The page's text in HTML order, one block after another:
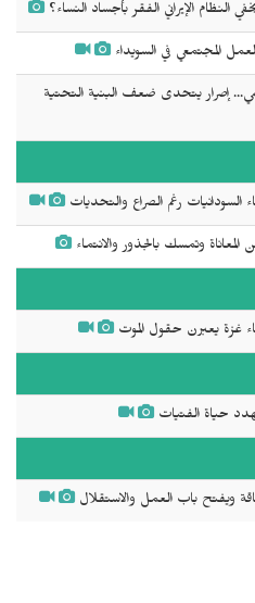
الإيراني الفقر بأجساد النساء؟
المجتمعي في السويداء
إصرار يتحدى ضعف البنية التحتية
السودانيات رغم الصراع والتحديات
المعاناة وتمسك بالجذور والانتماء
غزة يعبرن حقول الموت
حياة الفتيات
ويفتح باب العمل والاستقلال